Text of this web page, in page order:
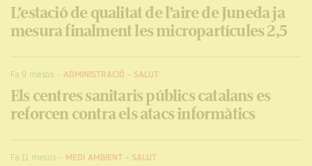
L’estació de qualitat de l’aire de Juneda ja
mesura finalment les micropartícules 2,5
Fa 9 mesos - ADMINISTRACIÓ - SALUT
Els centres sanitaris públics catalans es
reforcen contra els atacs informàtics
Fa 11 mesos - MEDI AMBIENT- SALUT